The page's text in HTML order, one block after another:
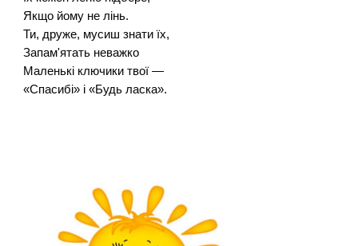
Якщо йому не лінь.
Ти, друже, мусиш знати їх,
Запам'ятать неважко
Маленькі ключики твої —
«Спасибі» і «Будь ласка».